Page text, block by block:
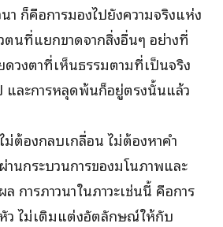
า ก็คือการมองไปยังความจริงแห่ง
นที่แยกขาดจากสิ่งอื่นๆ อย่างที่
ดวงตาที่เห็นธรรมตามที่เป็นจริง
และการหลุดพ้นก็อยู่ตรงนั้นแล้ว
ม่ต้องกลบเกลื่อน ไม่ต้องหาคำ
านกระบวนการของมโนภาพและ
การภาวนาในภาวะเช่นนี้ คือการ
ว ไม่เติมแต่งอัตลักษณ์ให้กับ